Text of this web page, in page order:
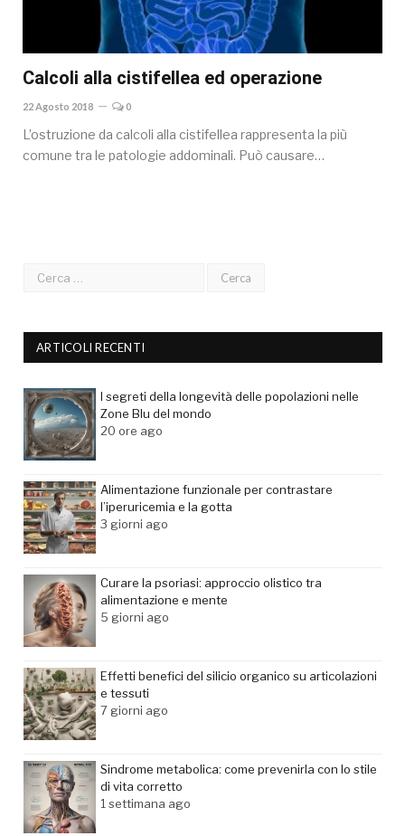
Calcoli alla cistifellea ed operazione
22 Agosto 2018 0
L’ostruzione da calcoli alla cistifellea rappresenta la più
comune tra le patologie addominali. Può causare…
ARTICOLI RECENTI
I segreti della longevità delle popolazioni nelle
Zone Blu del mondo
20 ore ago
Alimentazione funzionale per contrastare
l’iperuricemia e la gotta
3 giorni ago
Curare la psoriasi: approccio olistico tra
alimentazione e mente
5 giorni ago
Effetti benefici del silicio organico su articolazioni
e tessuti
7 giorni ago
Sindrome metabolica: come prevenirla con lo stile
di vita corretto
1 settimana ago